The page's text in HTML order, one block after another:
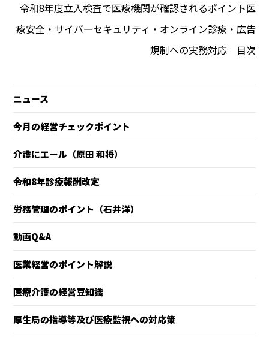
令和8年度立入検査で医療機関が確認されるポイント――医
療安全・サイバーセキュリティ・オンライン診療・広告
規制への実務対応 目次
ニュース
今月の経営チェックポイント
介護にエール（原田 和将）
令和8年診療報酬改定
労務管理のポイント（石井洋）
動画Q&A
医業経営のポイント解説
医療介護の経営豆知識
厚生局の指導等及び医療監視への対応策